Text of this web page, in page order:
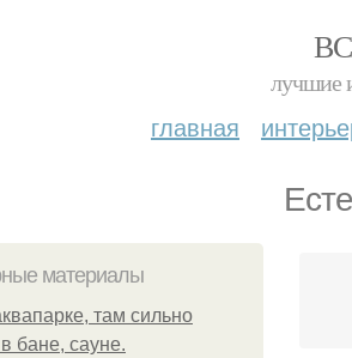
лучшие
главная
материалы
там сильно
бане, сауне.